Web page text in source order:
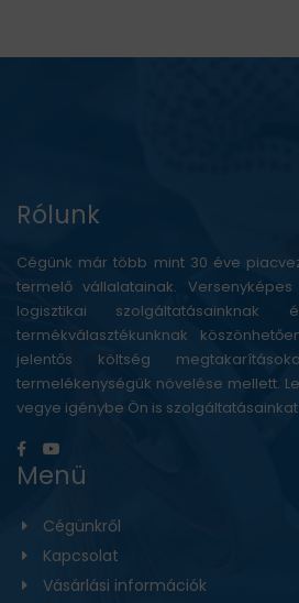
Rólunk
Cégünk már több mint 30 éve
termelő vállalatainak.
logisztikai
termékválasztékunknak
jelentős költség
termelékenységük növelése mellett.
vegye igénybe Ön is
Menü
Cégünkről
Kapcsolat
Vásárlási információk